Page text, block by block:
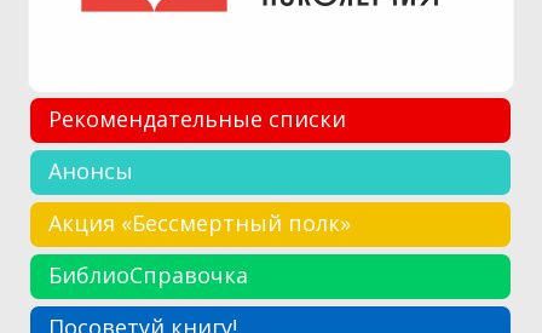
Рекомендательные списки
Анонсы
Акция «Бессмертный полк»
БиблиоСправочка
Посоветуй книгу!